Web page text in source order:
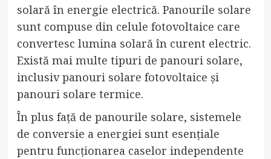
solară în energie electrică. Panourile solare
sunt compuse din celule fotovoltaice care
convertesc lumina solară în curent electric.
Există mai multe tipuri de panouri solare,
inclusiv panouri solare fotovoltaice și
panouri solare termice.
În plus față de panourile solare, sistemele
de conversie a energiei sunt esențiale
pentru funcționarea caselor independente